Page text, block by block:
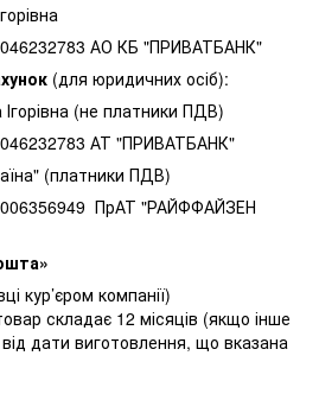
АО КБ "ПРИВАТБАНК"
(для юридичних осіб):
(не платники ПДВ)
АТ "ПРИВАТБАНК"
(платники ПДВ)
ПрАТ "РАЙФФАЙЗЕН
кур’єром компанії)
складає 12 місяців (якщо інше
дати виготовлення, що вказана